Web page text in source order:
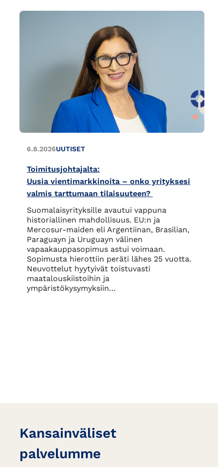
6.8.2026UUTISET
Toimitusjohtajalta:
Uusia vientimarkkinoita – onko yrityksesi
valmis tarttumaan tilaisuuteen?
Suomalaisyrityksille avautui vappuna
historiallinen mahdollisuus. EU:n ja
Mercosur-maiden eli Argentiinan, Brasilian,
Paraguayn ja Uruguayn välinen
vapaakauppasopimus astui voimaan.
Sopimusta hierottiin peräti lähes 25 vuotta.
Neuvottelut hyytyivät toistuvasti
maatalouskiistoihin ja
ympäristökysymyksiin…
Kansainväliset
palvelumme